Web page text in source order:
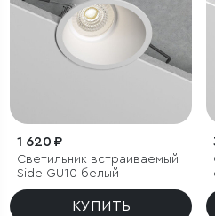
1 620 ₽
Светильник встраиваемый
Side GU10 белый
КУПИТЬ